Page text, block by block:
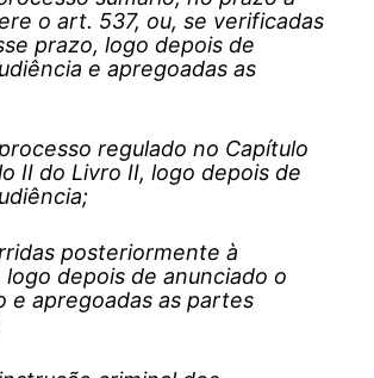
o art. 537, ou, se verificadas
prazo, logo depois de
e apregoadas as
regulado no Capítulo
II do Livro II, logo depois de
posteriormente à
logo depois de anunciado o
e apregoadas as partes